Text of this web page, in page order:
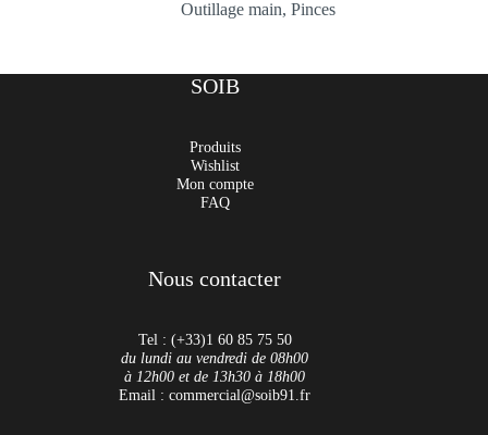
Outillage main,Pinces
SOIB
Produits
Wishlist
Mon compte
FAQ
Nous contacter
Tel : (+33)1 60 85 75 50
du lundi au vendredi de 08h00
à 12h00 et de 13h30 à 18h00
Email : commercial@soib91.fr